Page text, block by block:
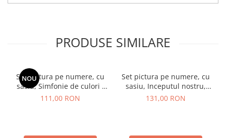
PRODUSE SIMILARE
NOU
Set pictura pe numere, cu
sasiu, Simfonie de culori -
vopsele metalizate, 40x50
111,00 RON
Set pictura pe numere, cu
sasiu, Inceputul nostru,
40x50 cm
131,00 RON